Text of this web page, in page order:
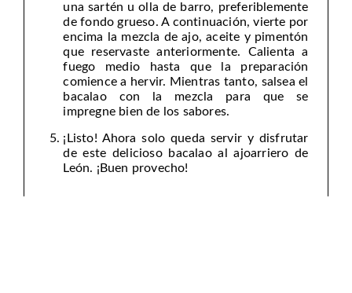
una sartén u olla de barro, preferiblemente
de fondo grueso. A continuación, vierte por
encima la mezcla de ajo, aceite y pimentón
que reservaste anteriormente. Calienta a
fuego medio hasta que la preparación
comience a hervir. Mientras tanto, salsea el
bacalao con la mezcla para que se
impregne bien de los sabores.
¡Listo! Ahora solo queda servir y disfrutar
de este delicioso bacalao al ajoarriero de
León. ¡Buen provecho!